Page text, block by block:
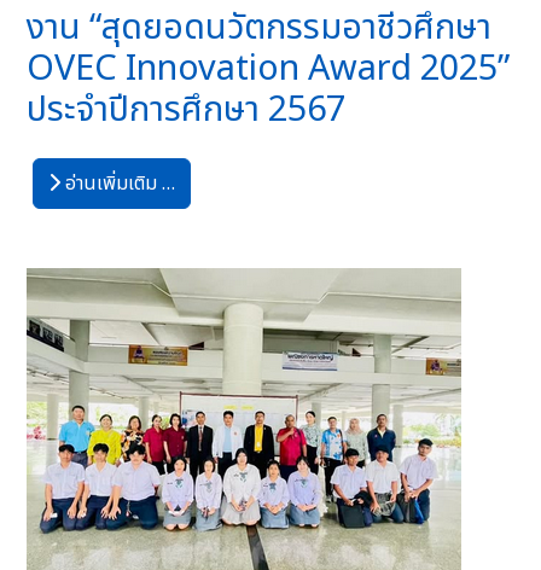
งาน “สุดยอดนวัตกรรมอาชีวศึกษา
OVEC Innovation Award 2025”
ประจำปีการศึกษา 2567
อ่านเพิ่มเติม …